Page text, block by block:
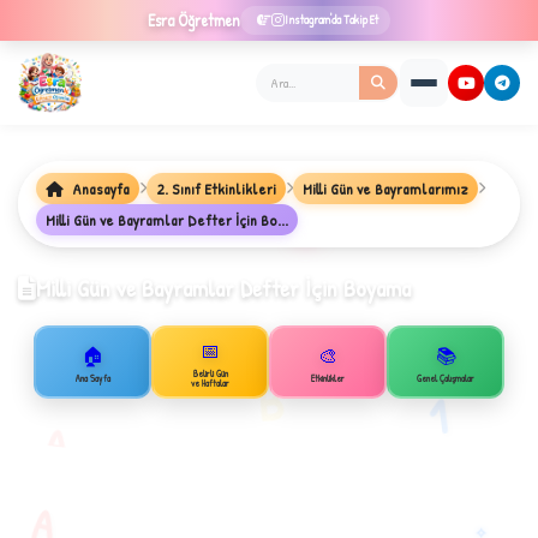
Esra Öğretmen Instagram'da Takip Et
B
★
Anasayfa 2. Sınıf Etkinlikleri
Milli Gün ve Bayramlarımız
Milli Gün ve Bayramlar Defter İçin Bo...
Milli Gün ve Bayramlar Defter İçin Boyama
🏠
Ana Sayfa
📅
Belirli Gün
ve Haftalar
🎨
Etkinlikler
📚
Genel Çalışmalar
1